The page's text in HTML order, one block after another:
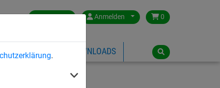
.
Germany Anmelden 0
ÜBER HUCK DOWNLOADS